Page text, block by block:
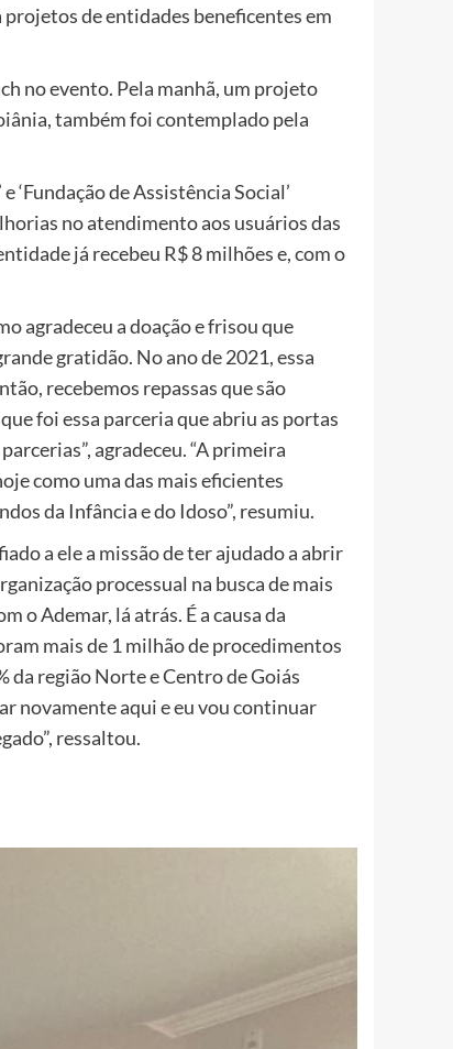
de entidades beneficentes em
no evento. Pela manhã, um projeto
também foi contemplado pela
‘Fundação de Assistência Social’
no atendimento aos usuários das
já recebeu R$ 8 milhões e, com o
agradeceu a doação e frisou que
gratidão. No ano de 2021, essa
recebemos repassas que são
foi essa parceria que abriu as portas
agradeceu. “A primeira
como uma das mais eficientes
da Infância e do Idoso”, resumiu.
a ele a missão de ter ajudado a abrir
processual na busca de mais
o Ademar, lá atrás. É a causa da
mais de 1 milhão de procedimentos
da região Norte e Centro de Goiás
novamente aqui e eu vou continuar
ressaltou.